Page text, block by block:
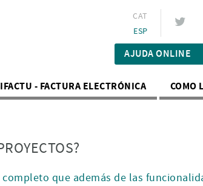
CAT
ESP
AJUDA ONLINE
- FACTURA ELECTRÓNICA COMO
que además de las